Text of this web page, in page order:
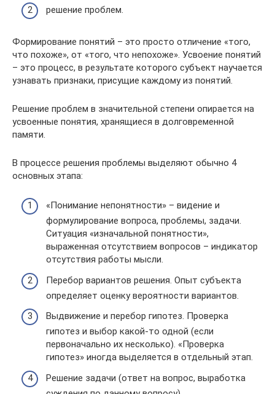
решение проблем.
Формирование понятий – это просто отличение «того,
что похоже», от «того, что непохоже». Усвоение понятий
– это процесс, в результате которого субъект научается
узнавать признаки, присущие каждому из понятий.
Решение проблем в значительной степени опирается на
усвоенные понятия, хранящиеся в долговременной
памяти.
В процессе решения проблемы выделяют обычно 4
основных этапа:
«Понимание непонятности» – видение и
формулирование вопроса, проблемы, задачи.
Ситуация «изначальной понятности»,
выраженная отсутствием вопросов – индикатор
отсутствия работы мысли.
Перебор вариантов решения. Опыт субъекта
определяет оценку вероятности вариантов.
Выдвижение и перебор гипотез. Проверка
гипотез и выбор какой-то одной (если
первоначально их несколько). «Проверка
гипотез» иногда выделяется в отдельный этап.
Решение задачи (ответ на вопрос, выработка